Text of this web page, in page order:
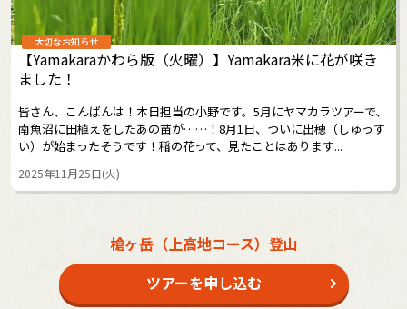
大切なお知らせ
【Yamakaraかわら版（火曜）】Yamakara米に花が咲き
ました！
皆さん、こんばんは！本日担当の小野です。5月にヤマカラツアーで、
南魚沼に田植えをしたあの苗が……！8月1日、ついに出穂（しゅっす
い）が始まったそうです！稲の花って、見たことはあります...
2025年11月25日(火)
槍ヶ岳（上高地コース）登山
ツアーを申し込む